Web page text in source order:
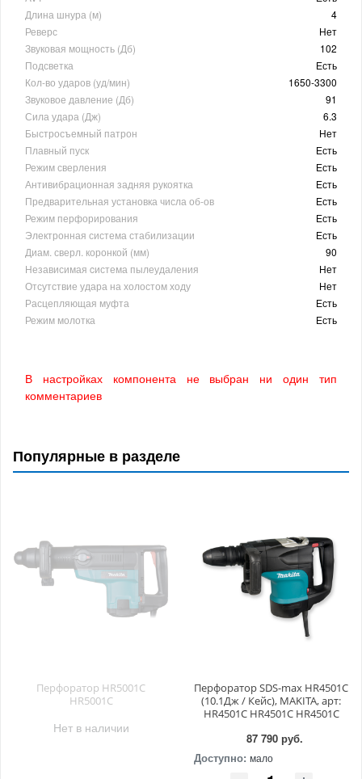
Длина шнура (м)
4
Реверс
Нет
Звуковая мощность (Дб)
102
Подсветка
Есть
Кол-во ударов (уд/мин)
1650-3300
Звуковое давление (Дб)
91
Сила удара (Дж)
6.3
Быстросъемный патрон
Нет
Плавный пуск
Есть
Режим сверления
Есть
Антивибрационная задняя рукоятка
Есть
Предварительная установка числа об-ов
Есть
Режим перфорирования
Есть
Электронная система стабилизации
Есть
Диам. сверл. коронкой (мм)
90
Независимая cистема пылеудаления
Нет
Отсутствие удара на холостом ходу
Нет
Расцепляющая муфта
Есть
Режим молотка
Есть
В настройках компонента не выбран ни один тип
комментариев
Популярные в разделе
Перфоратор HR5001C
HR5001C
Нет в наличии
Перфоратор SDS-max HR4501C
(10.1Дж / Кейс), MAKITA, арт:
HR4501C HR4501C HR4501C
87 790 руб.
Доступно: мало